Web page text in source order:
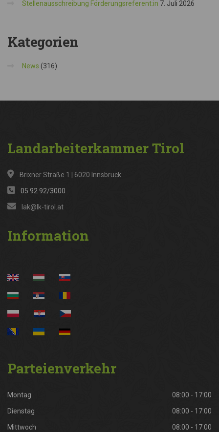
Stellenausschreibung Förderungsreferent:in 7. Juli 2026
Kategorien
News (316)
LandarbeiterkammerTirol
Brixner Straße 1 | 6020 Innsbruck
05 92 92/3000
lak@lk-tirol.at
Information
Parteienverkehr
Montag 08:00 - 17:00
Dienstag 08:00 - 17:00
Mittwoch 08:00 - 17:00